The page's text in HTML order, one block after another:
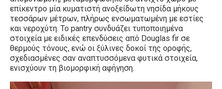
επίκεντρο μία κυματιστή ανοξείδωτη νησίδα μήκους
τεσσάρων μέτρων, πλήρως ενσωματωμένη με εστίες
και νεροχύτη. Το pantry συνδυάζει τυποποιημένα
στοιχεία με ειδικές επενδύσεις από Douglas fir σε
θερμούς τόνους, ενώ οι ξύλινες δοκοί της οροφής,
σχεδιασμένες σαν αναπτυσσόμενα φυτικά στοιχεία,
ενισχύουν τη βιομορφική αφήγηση.